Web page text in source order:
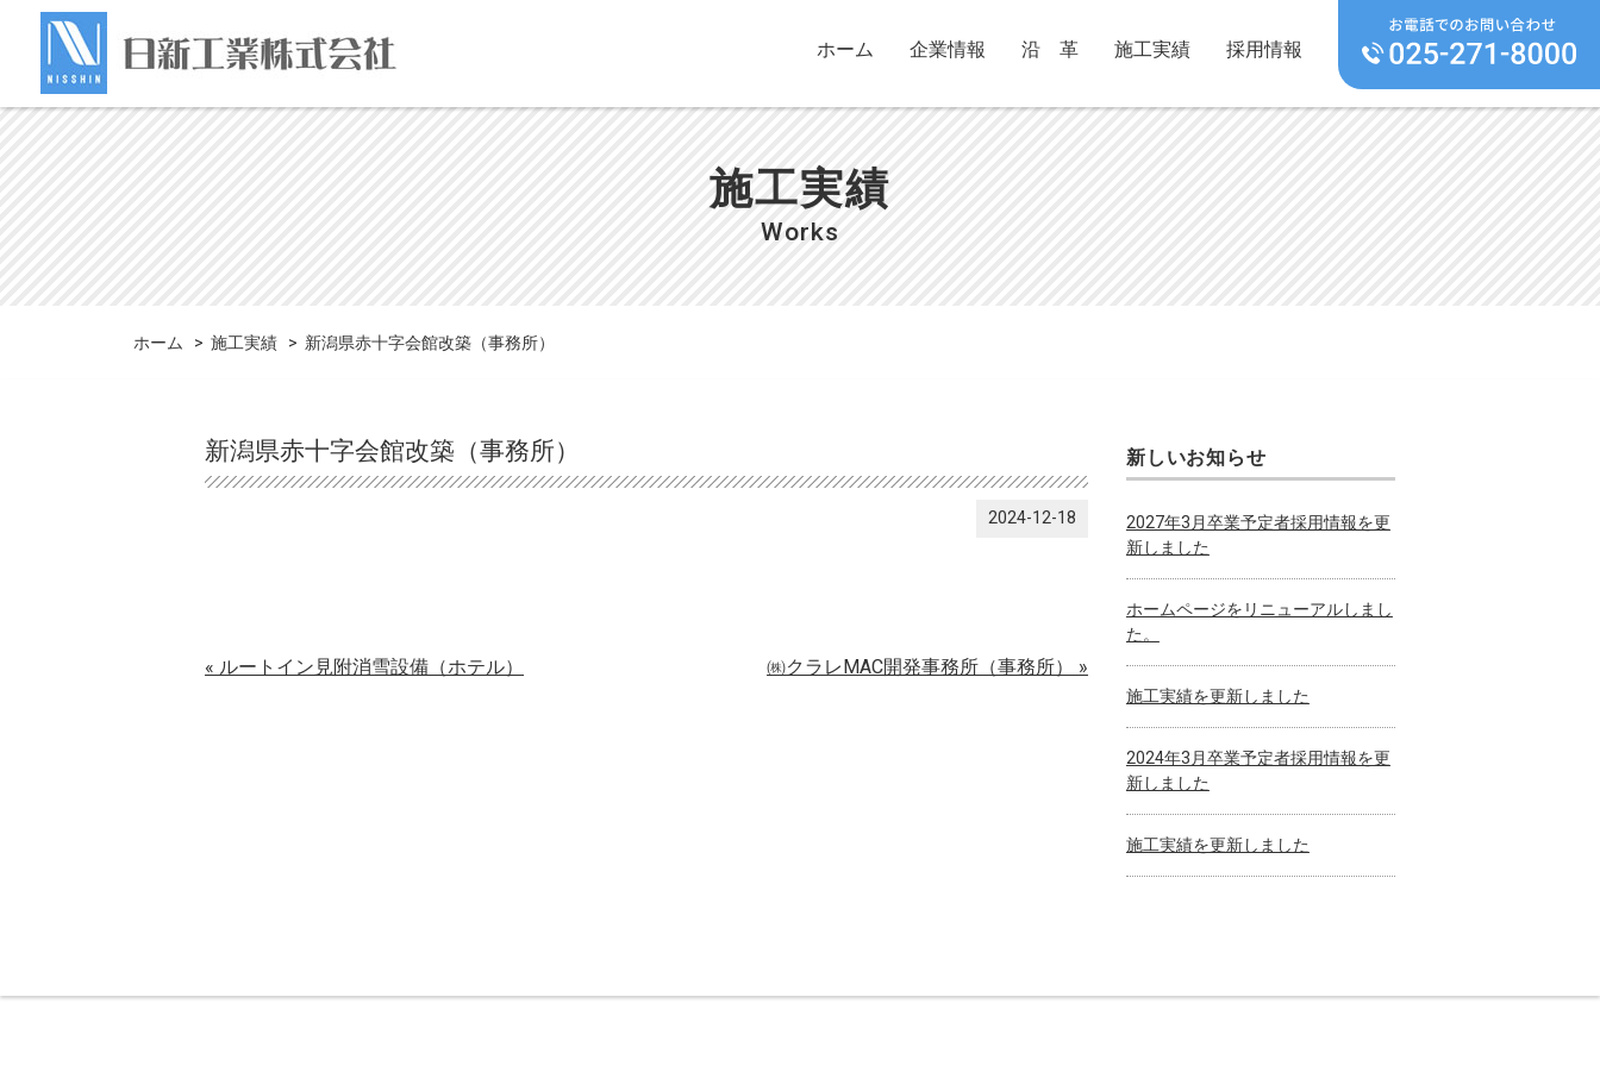
ホーム 企業情報 沿 革 施工実績 採用情報
施工実績
Works
ホーム > 施工実績 > 新潟県赤十字会館改築（事務所）
新潟県赤十字会館改築（事務所）
2024-12-18
« ルートイン見附消雪設備（ホテル） ㈱クラレMAC開発事務所（事務所） »
新しいお知らせ
2027年3月卒業予定者採用情報を更
新しました
ホームページをリニューアルしまし
た。
施工実績を更新しました
2024年3月卒業予定者採用情報を更
新しました
施工実績を更新しました